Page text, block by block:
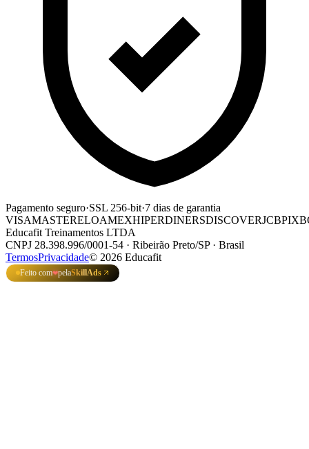
Pagamento seguro·SSL 256-bit·7 dias de garantia
VISAMASTERELOAMEXHIPERDINERSDISCOVERJCBPIX
Educafit Treinamentos LTDA
CNPJ 28.398.996/0001-54 · Ribeirão Preto/SP · Brasil
TermosPrivacidade© 2026 Educafit
Feito com❤pelaSkillAds